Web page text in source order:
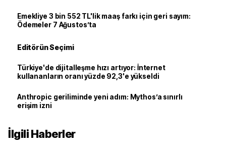
Emekliye 3 bin 552 TL'lik maaş farkı için geri sayım:
Ödemeler 7 Ağustos’ta
Editörün Seçimi
Türkiye'de dijitalleşme hızı artıyor: İnternet
kullananların oranı yüzde 92,3'e yükseldi
Anthropic geriliminde yeni adım: Mythos’a sınırlı
erişim izni
İlgili Haberler